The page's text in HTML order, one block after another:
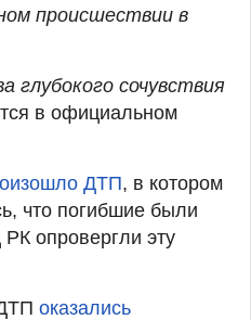
происшествии в
глубокого сочувствия
в официальном
ДТП, в котором
что погибшие были
опровергли эту
оказались